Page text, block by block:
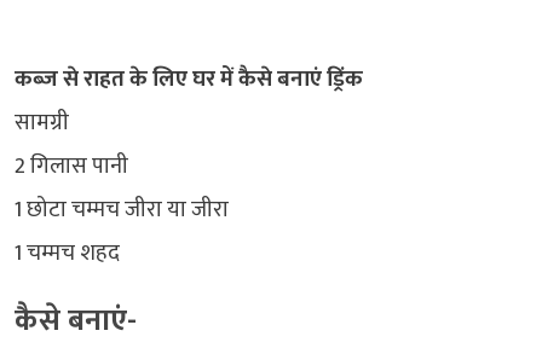
कब्ज से राहत के लिए घर में कैसे बनाएं ड्रिंक
सामग्री
2 गिलास पानी
1 छोटा चम्मच जीरा या जीरा
1 चम्मच शहद
कैसे बनाएं-